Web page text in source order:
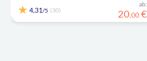
4,31/5 (30)
ab:
20,00 €